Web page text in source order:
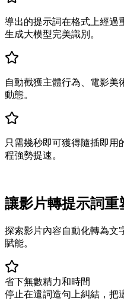
導出的提示詞在格式上經過
生成大模型完美識別。
自動截獲主體行為、電影美
動態。
只需幾秒即可獲得隨插即用
程強勢提速。
讓影片轉提示詞重
探索影片內容自動化轉為文
賦能。
省下無數精力和時間
停止在遣詞造句上糾結，把